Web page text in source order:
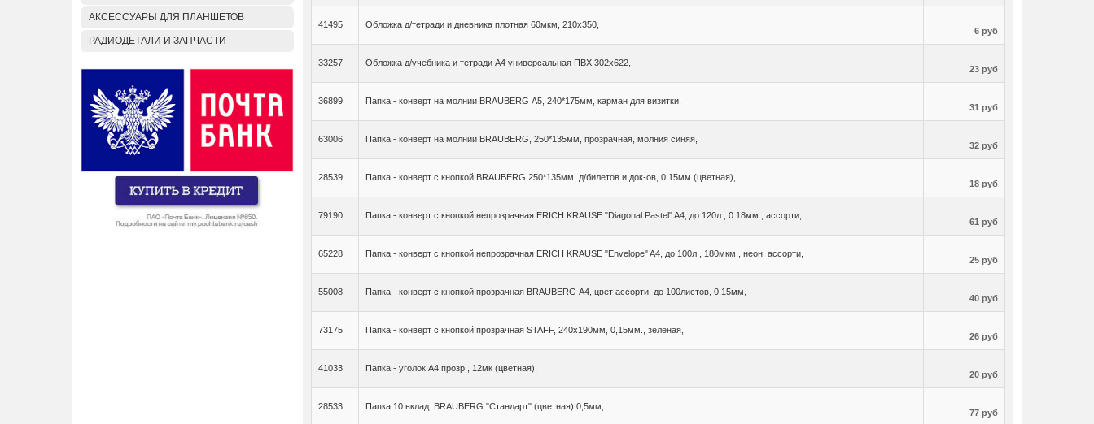
АКСЕССУАРЫ ДЛЯ ПЛАНШЕТОВ
РАДИОДЕТАЛИ И ЗАПЧАСТИ
41495 Обложка д/тетради и дневника плотная 60мкм, 210х350,
6 руб
33257 Обложка д/учебника и тетради А4 универсальная ПВХ 302х622,
23 руб
36899 Папка - конверт на молнии BRAUBERG А5, 240*175мм, карман для визитки,
31 руб
63006 Папка - конверт на молнии BRAUBERG, 250*135мм, прозрачная, молния синяя,
32 руб
28539 Папка - конверт с кнопкой BRAUBERG 250*135мм, д/билетов и док-ов, 0.15мм (цветная),
18 руб
79190 Папка - конверт с кнопкой непрозрачная ERICH KRAUSE "Diagonal Pastel" A4, до 120л., 0.18мм., ассорти,
61 руб
65228 Папка - конверт с кнопкой непрозрачная ERICH KRAUSE "Envelope" A4, до 100л., 180мкм., неон, ассорти,
25 руб
55008 Папка - конверт с кнопкой прозрачная BRAUBERG А4, цвет ассорти, до 100листов, 0,15мм,
40 руб
73175 Папка - конверт с кнопкой прозрачная STAFF, 240х190мм, 0,15мм., зеленая,
26 руб
41033 Папка - уголок А4 прозр., 12мк (цветная),
20 руб
28533 Папка 10 вклад. BRAUBERG "Стандарт" (цветная) 0,5мм,
77 руб